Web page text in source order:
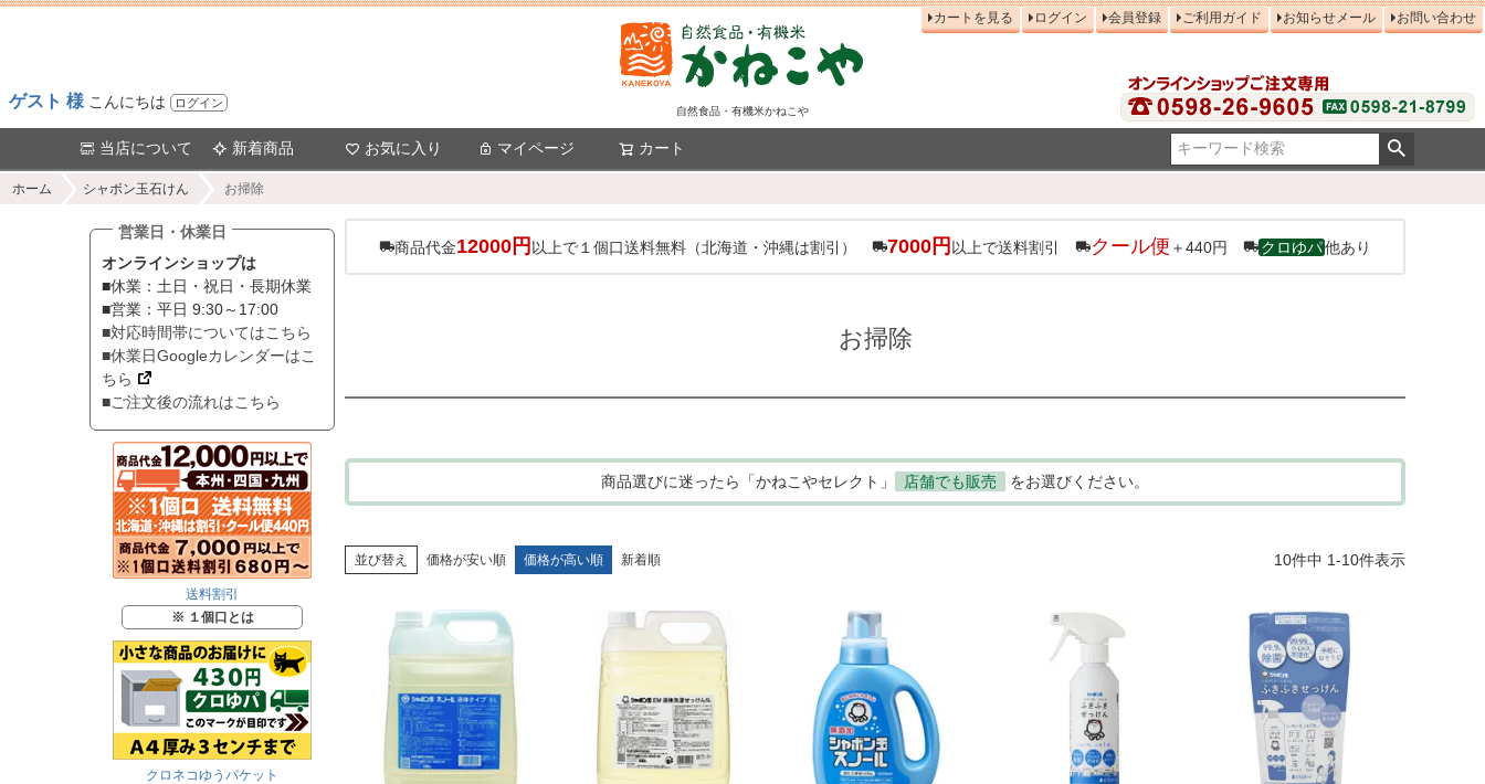
ゲスト 様 こんにちは ログイン
自然食品・有機米かねこや
カートを見る ログイン 会員登録 ご利用ガイド お知らせメール お問い合わせ
当店について 新着商品 お気に入り マイページ カート
ホーム シャボン玉石けん お掃除
営業日・休業日
オンラインショップは
■休業：土日・祝日・長期休業
■営業：平日 9:30～17:00
■対応時間帯についてはこちら
■休業日Googleカレンダーはこ
ちら
■ご注文後の流れはこちら
送料割引
※ １個口とは
クロネコゆうパケット
商品代金12000円 以上で１個口送料無料（北海道・沖縄は割引） 7000円 以上で送料割引 クール便 ＋440円 クロゆパ他あり
お掃除
商品選びに迷ったら「かねこやセレクト」 店舗でも販売 をお選びください。
並び替え 価格が安い順 価格が高い順 新着順 10件中 1-10件表示